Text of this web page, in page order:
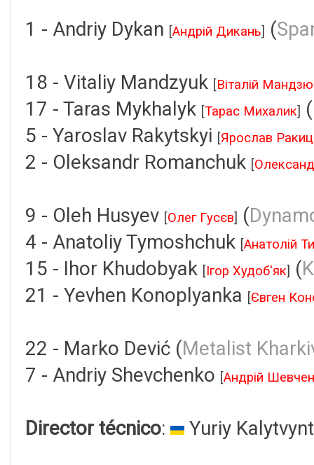
1 - Andriy Dykan [Андрій Дикань] (
18 - Vitaliy Mandzyuk [Віталій
17 - Taras Mykhalyk [Тарас Михалик] (
5 - Yaroslav Rakytskyi [Ярослав
2 - Oleksandr Romanchuk [
9 - Oleh Husyev [Олег Гусєв] (
4 - Anatoliy Tymoshchuk [Анатолій
15 - Ihor Khudobyak [Ігор Худоб'як] (
21 - Yevhen Konoplyanka [Євген
22 - Marko Dević (Metalist
7 - Andriy Shevchenko [Андрій
Director técnico: Yuriy